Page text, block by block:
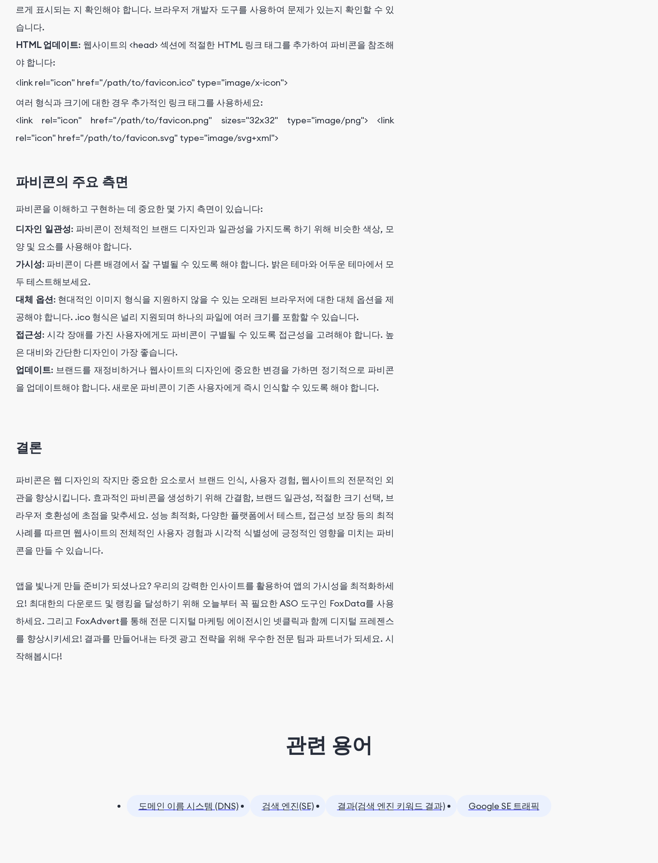
르게 표시되는 지 확인해야 합니다. 브라우저 개발자 도구를 사용하여 문제가 있는지 확인할 수 있
습니다.
HTML 업데이트: 웹사이트의 <head> 섹션에 적절한 HTML 링크 태그를 추가하여 파비콘을 참조해
야 합니다:
<link rel="icon" href="/path/to/favicon.ico" type="image/x-icon">
여러 형식과 크기에 대한 경우 추가적인 링크 태그를 사용하세요:
<link rel="icon" href="/path/to/favicon.png" sizes="32x32" type="image/png"> <link
rel="icon" href="/path/to/favicon.svg" type="image/svg+xml">
파비콘의 주요 측면
파비콘을 이해하고 구현하는 데 중요한 몇 가지 측면이 있습니다:
디자인 일관성: 파비콘이 전체적인 브랜드 디자인과 일관성을 가지도록 하기 위해 비슷한 색상, 모
양 및 요소를 사용해야 합니다.
가시성: 파비콘이 다른 배경에서 잘 구별될 수 있도록 해야 합니다. 밝은 테마와 어두운 테마에서 모
두 테스트해보세요.
대체 옵션: 현대적인 이미지 형식을 지원하지 않을 수 있는 오래된 브라우저에 대한 대체 옵션을 제
공해야 합니다. .ico 형식은 널리 지원되며 하나의 파일에 여러 크기를 포함할 수 있습니다.
접근성: 시각 장애를 가진 사용자에게도 파비콘이 구별될 수 있도록 접근성을 고려해야 합니다. 높
은 대비와 간단한 디자인이 가장 좋습니다.
업데이트: 브랜드를 재정비하거나 웹사이트의 디자인에 중요한 변경을 가하면 정기적으로 파비콘
을 업데이트해야 합니다. 새로운 파비콘이 기존 사용자에게 즉시 인식할 수 있도록 해야 합니다.
결론
파비콘은 웹 디자인의 작지만 중요한 요소로서 브랜드 인식, 사용자 경험, 웹사이트의 전문적인 외
관을 향상시킵니다. 효과적인 파비콘을 생성하기 위해 간결함, 브랜드 일관성, 적절한 크기 선택, 브
라우저 호환성에 초점을 맞추세요. 성능 최적화, 다양한 플랫폼에서 테스트, 접근성 보장 등의 최적
사례를 따르면 웹사이트의 전체적인 사용자 경험과 시각적 식별성에 긍정적인 영향을 미치는 파비
콘을 만들 수 있습니다.
앱을 빛나게 만들 준비가 되셨나요? 우리의 강력한 인사이트를 활용하여 앱의 가시성을 최적화하세
요! 최대한의 다운로드 및 랭킹을 달성하기 위해 오늘부터 꼭 필요한 ASO 도구인 FoxData를 사용
하세요. 그리고 FoxAdvert를 통해 전문 디지털 마케팅 에이전시인 넷클릭과 함께 디지털 프레젠스
를 향상시키세요! 결과를 만들어내는 타겟 광고 전략을 위해 우수한 전문 팀과 파트너가 되세요. 시
작해봅시다!
관련 용어
도메인 이름 시스템 (DNS) 검색 엔진(SE) 결과(검색 엔진 키워드 결과) Google SE 트래픽